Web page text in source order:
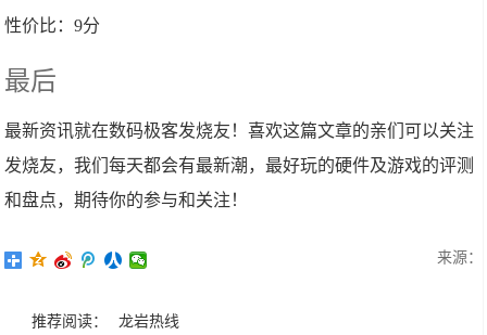
性价比：9分
最后
最新资讯就在数码极客发烧友！喜欢这篇文章的亲们可以关注
发烧友，我们每天都会有最新潮，最好玩的硬件及游戏的评测
和盘点，期待你的参与和关注！
来源：
推荐阅读： 龙岩热线